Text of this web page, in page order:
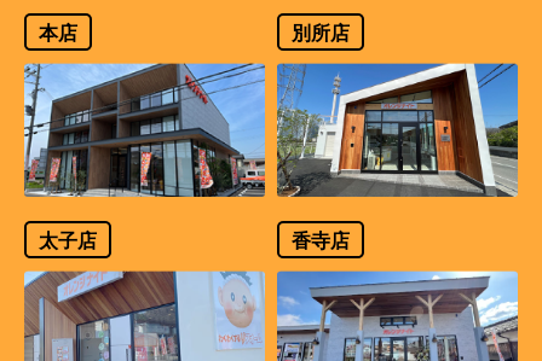
本店 別所店
太子店 香寺店